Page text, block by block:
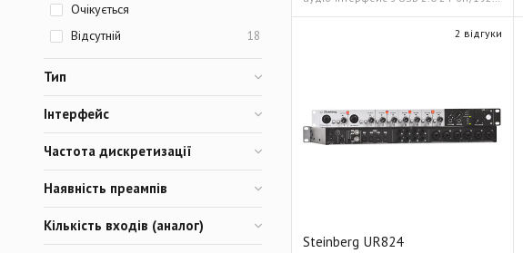
Steinberg UR824
2 відгуки
Очікується
Відсутній
18
Тип
Інтерфейс
Частота дискретизації
Наявність преампів
Кількість входів (аналог)